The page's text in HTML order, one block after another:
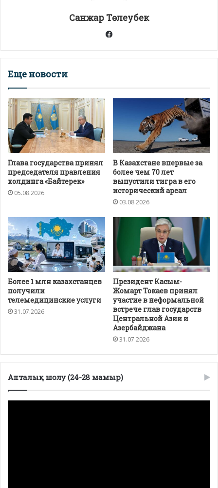
т
ь
Санжар Төлеубек
Facebook
Еще новости
Глава государства принял
председателя правления
холдинга «Байтерек»
05.08.2026
В Казахстане впервые за
более чем 70 лет
выпустили тигра в его
исторический ареал
03.08.2026
Более 1 млн казахстанцев
получили
телемедицинские услуги
31.07.2026
Президент Касым-
Жомарт Токаев принял
участие в неформальной
встрече глав государств
Центральной Азии и
Азербайджана
31.07.2026
Апталық шолу (24-28 мамыр)